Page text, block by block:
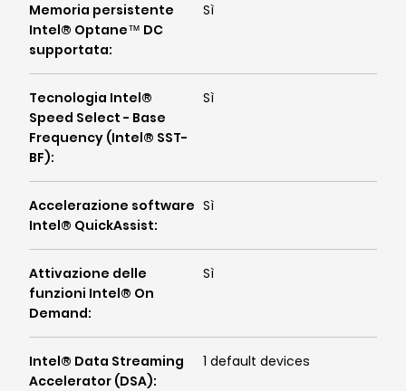
Memoria persistente
Intel® Optane™ DC
supportata:
Sì
Tecnologia Intel®
Speed Select - Base
Frequency (Intel® SST-
BF):
Sì
Accelerazione software
Intel® QuickAssist:
Sì
Attivazione delle
funzioni Intel® On
Demand:
Sì
Intel® Data Streaming
Accelerator (DSA):
1 default devices